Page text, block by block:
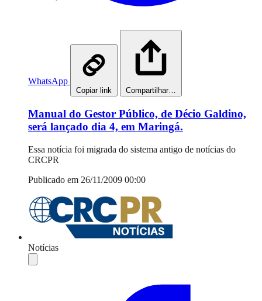
WhatsApp
Copiar link Compartilhar…
Manual do Gestor Público, de Décio Galdino,
será lançado dia 4, em Maringá.
Essa notícia foi migrada do sistema antigo de notícias do
CRCPR
Publicado em 26/11/2009 00:00
Notícias
Compartilhar